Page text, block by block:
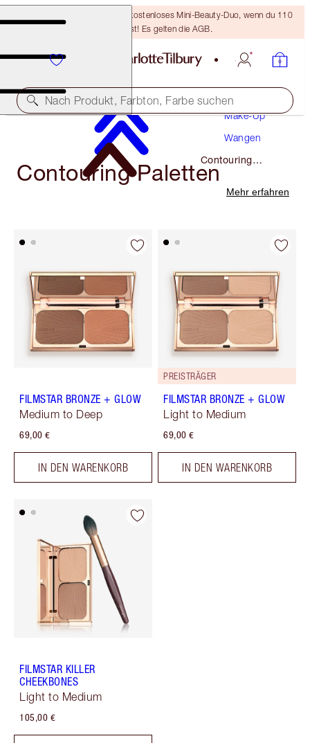
LETZTE CHANCE! Erhalte ein kostenloses Mini-Beauty-Duo, wenn du 110
€ ausgibst! Es gelten die AGB.
Nach Produkt, Farbton, Farbe suchen
Make-Up
Wangen
Contouring
Paletten
Contouring Paletten
Mehr erfahren
FILMSTAR BRONZE + GLOW
Medium to Deep
69,00 €
IN DEN WARENKORB
PREISTRÄGER
FILMSTAR BRONZE + GLOW
Light to Medium
69,00 €
IN DEN WARENKORB
FILMSTAR KILLER
CHEEKBONES
Light to Medium
105,00 €